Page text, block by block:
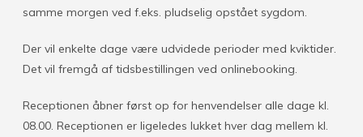
samme morgen ved f.eks. pludselig opstået sygdom.
Der vil enkelte dage være udvidede perioder med kviktider.
Det vil fremgå af tidsbestillingen ved onlinebooking.
Receptionen åbner først op for henvendelser alle dage kl.
08.00. Receptionen er ligeledes lukket hver dag mellem kl.